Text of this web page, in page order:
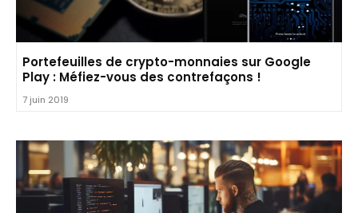
Portefeuilles de crypto-monnaies sur Google
Play : Méfiez-vous des contrefaçons !
7 juin 2019